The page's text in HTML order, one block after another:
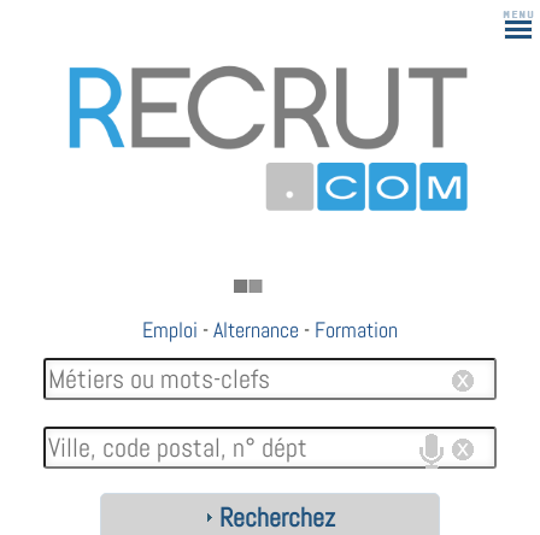
Emploi -Alternance - Formation
Recherchez